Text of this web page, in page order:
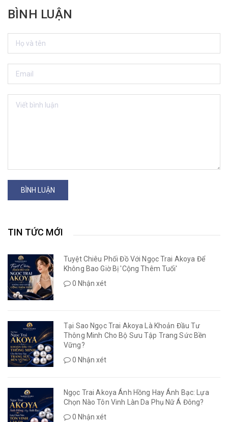
BÌNH LUẬN
BÌNH LUẬN
TIN TỨC MỚI
Tuyệt Chiêu Phối Đồ Với Ngọc Trai Akoya Để
Không Bao Giờ Bị 'Cộng Thêm Tuổi'
0 Nhận xét
Tại Sao Ngọc Trai Akoya Là Khoản Đầu Tư
Thông Minh Cho Bộ Sưu Tập Trang Sức Bền
Vững?
0 Nhận xét
Ngọc Trai Akoya Ánh Hồng Hay Ánh Bạc: Lựa
Chọn Nào Tôn Vinh Làn Da Phụ Nữ Á Đông?
0 Nhận xét